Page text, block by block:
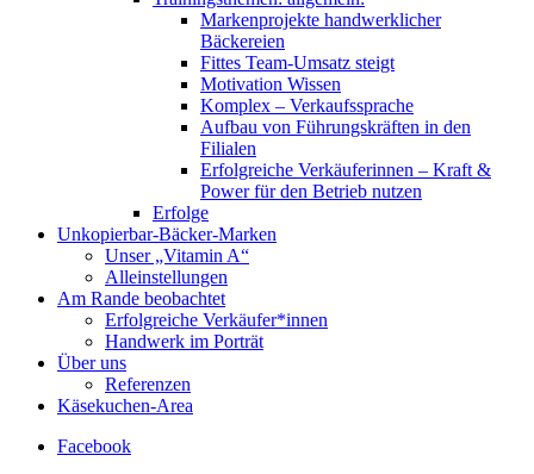
Markenprojekte handwerklicher
Bäckereien
Fittes Team-Umsatz steigt
Motivation Wissen
Komplex – Verkaufssprache
Aufbau von Führungskräften in den
Filialen
Erfolgreiche Verkäuferinnen – Kraft &
Power für den Betrieb nutzen
Erfolge
Unkopierbar-Bäcker-Marken
Unser „Vitamin A“
Alleinstellungen
Am Rande beobachtet
Erfolgreiche Verkäufer*innen
Handwerk im Porträt
Über uns
Referenzen
Käsekuchen-Area
Facebook